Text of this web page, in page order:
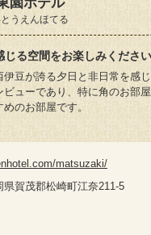
うえんほてる
る空間をお楽しみくださ
豆が誇る夕日と非日常を感
ューであり、特に角のお部
のお部屋です。
matsuzaki/
県賀茂郡松崎町江奈211-5